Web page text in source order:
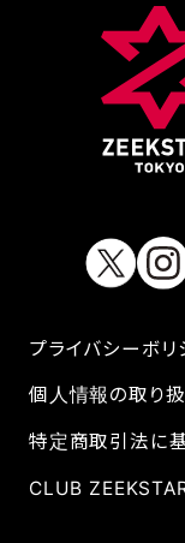
プライバシーボリ
個人情報の取り
特定商取引法に基
CLUB